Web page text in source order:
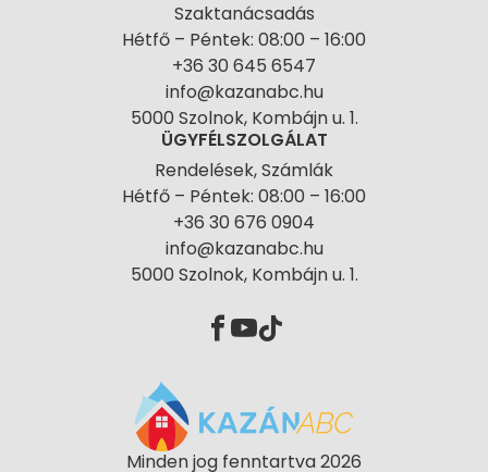
Szaktanácsadás
Hétfő – Péntek: 08:00 – 16:00
+36 30 645 6547
info@kazanabc.hu
5000 Szolnok, Kombájn u. 1.
ÜGYFÉLSZOLGÁLAT
Rendelések, Számlák
Hétfő – Péntek: 08:00 – 16:00
+36 30 676 0904
info@kazanabc.hu
5000 Szolnok, Kombájn u. 1.
Minden jog fenntartva 2026